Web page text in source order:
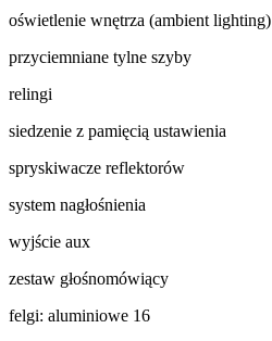
oświetlenie wnętrza (ambient lighting)
przyciemniane tylne szyby
relingi
siedzenie z pamięcią ustawienia
spryskiwacze reflektorów
system nagłośnienia
wyjście aux
zestaw głośnomówiący
felgi: aluminiowe 16